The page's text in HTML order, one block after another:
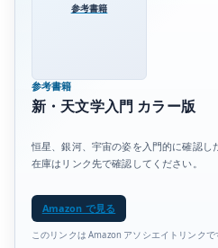
参考書籍
参考書籍
新・天文学入門 カラー版
恒星、銀河、宇宙の姿を入門的に確認し
在庫はリンク先で確認してください。
Amazon で見る
このリンクは Amazon アソシエイトリンクで